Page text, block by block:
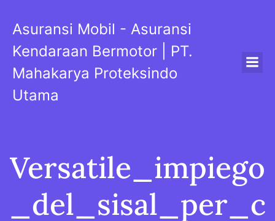
content
Asuransi Mobil - Asuransi
Kendaraan Bermotor | PT.
Mahakarya Proteksindo
Utama
Versatile_impiego
_del_sisal_per_c